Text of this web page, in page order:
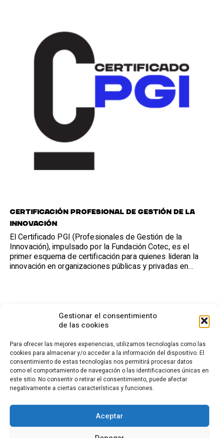
Gestionar el consentimiento
de las cookies
Para ofrecer las mejores experiencias, utilizamos tecnologías como las
cookies para almacenar y/o acceder a la información del dispositivo. El
consentimiento de estas tecnologías nos permitirá procesar datos
como el comportamiento de navegación o las identificaciones únicas en
este sitio. No consentir o retirar el consentimiento, puede afectar
negativamente a ciertas características y funciones.
Aceptar
Certificación Profesional de Gestión de la
Innovación
El Certificado PGI (Profesionales de Gestión de la
Innovación), impulsado por la Fundación Cotec, es el
primer esquema de certificación para quienes lideran la
innovación en organizaciones públicas y privadas en
CONTACTO
Calle Cea Bermúdez, 3
28003 - Madrid. España
fundacion.cotec@cotec.es
POLÍTICA DE PRIVACIDAD